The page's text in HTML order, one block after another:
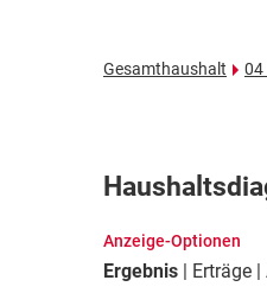
Gesamthaushalt 04
Anzeige-Optionen
Ergebnis Erträge